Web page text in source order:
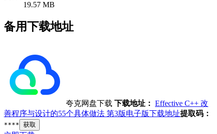
19.57 MB
备用下载地址
夸克网盘下载 下载地址： Effective C++ 改
善程序与设计的55个具体做法 第3版电子版下载地址提取码：
**** 获取